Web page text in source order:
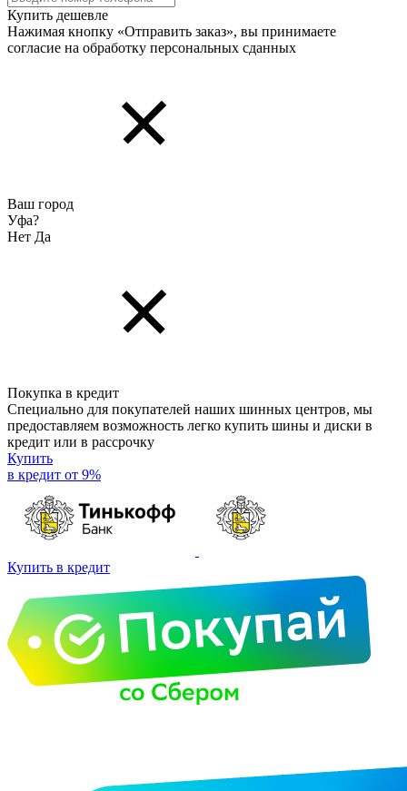
Купить дешевле
Нажимая кнопку «Отправить заказ», вы принимаете
согласие на обработку персональных cданных
Ваш город
Уфа?
Нет Да
Покупка в кредит
Специально для покупателей наших шинных центров, мы
предоставляем возможность легко купить шины и диски в
кредит или в рассрочку
Купить
в кредит от 9%
Купить в кредит